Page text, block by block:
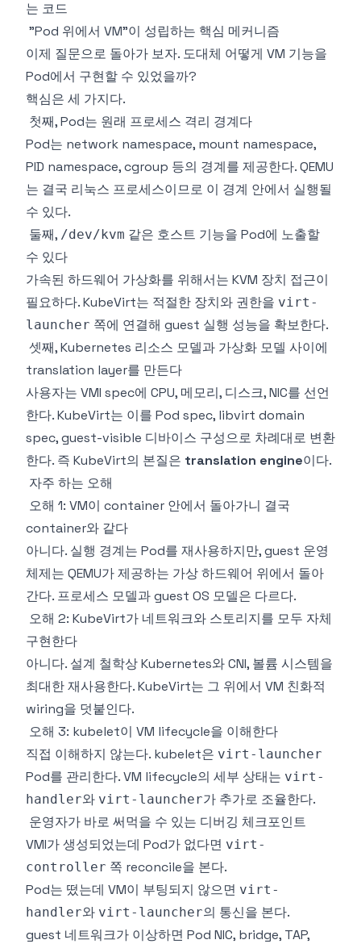
는 코드
"Pod 위에서 VM"이 성립하는 핵심 메커니즘
이제 질문으로 돌아가 보자. 도대체 어떻게 VM 기능을
Pod에서 구현할 수 있었을까?
핵심은 세 가지다.
첫째, Pod는 원래 프로세스 격리 경계다
Pod는 network namespace, mount namespace,
PID namespace, cgroup 등의 경계를 제공한다. QEMU
는 결국 리눅스 프로세스이므로 이 경계 안에서 실행될
수 있다.
둘째, /dev/kvm 같은 호스트 기능을 Pod에 노출할
수 있다
가속된 하드웨어 가상화를 위해서는 KVM 장치 접근이
필요하다. KubeVirt는 적절한 장치와 권한을 virt-
launcher 쪽에 연결해 guest 실행 성능을 확보한다.
셋째, Kubernetes 리소스 모델과 가상화 모델 사이에
translation layer를 만든다
사용자는 VMI spec에 CPU, 메모리, 디스크, NIC를 선언
한다. KubeVirt는 이를 Pod spec, libvirt domain
spec, guest-visible 디바이스 구성으로 차례대로 변환
한다. 즉 KubeVirt의 본질은 translation engine이다.
자주 하는 오해
오해 1: VM이 container 안에서 돌아가니 결국
container와 같다
아니다. 실행 경계는 Pod를 재사용하지만, guest 운영
체제는 QEMU가 제공하는 가상 하드웨어 위에서 돌아
간다. 프로세스 모델과 guest OS 모델은 다르다.
오해 2: KubeVirt가 네트워크와 스토리지를 모두 자체
구현한다
아니다. 설계 철학상 Kubernetes와 CNI, 볼륨 시스템을
최대한 재사용한다. KubeVirt는 그 위에서 VM 친화적
wiring을 덧붙인다.
오해 3: kubelet이 VM lifecycle을 이해한다
직접 이해하지 않는다. kubelet은 virt-launcher
Pod를 관리한다. VM lifecycle의 세부 상태는 virt-
handler와 virt-launcher가 추가로 조율한다.
운영자가 바로 써먹을 수 있는 디버깅 체크포인트
VMI가 생성되었는데 Pod가 없다면 virt-
controller 쪽 reconcile을 본다.
Pod는 떴는데 VM이 부팅되지 않으면 virt-
handler와 virt-launcher의 통신을 본다.
guest 네트워크가 이상하면 Pod NIC, bridge, TAP,